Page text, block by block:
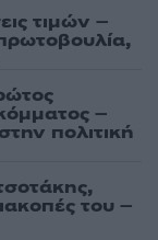
τιμών –
–
πολιτική
του –